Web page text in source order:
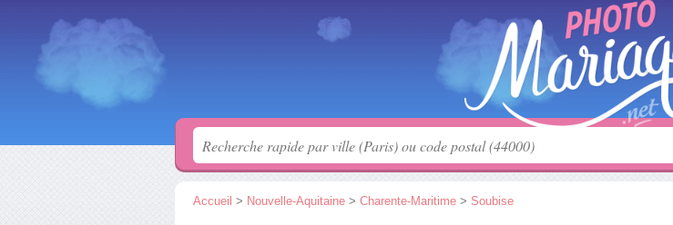
Accueil > Nouvelle-Aquitaine > Charente-Maritime > Soubise